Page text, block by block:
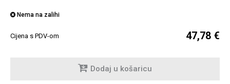
Nema na zalihi
Cijena s PDV-om 47,78 €
Dodaj u košaricu